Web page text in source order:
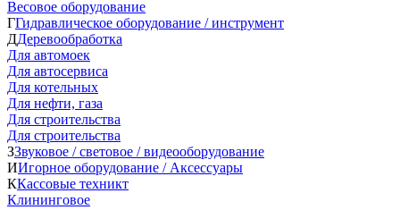
Весовое оборудование
ГГидравлическое оборудование / инструмент
ДДеревообработка
Для автомоек
Для автосервиса
Для котельных
Для нефти, газа
Для строительства
Для строительства
ЗЗвуковое / световое / видеооборудование
ИИгорное оборудование / Аксессуары
ККассовые техникт
Клининговое